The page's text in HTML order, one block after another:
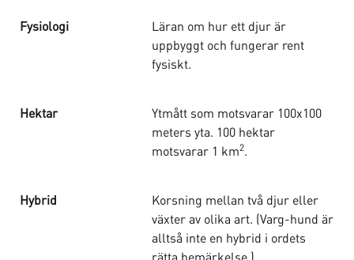
Fysiologi
Läran om hur ett djur är
uppbyggt och fungerar rent
fysiskt.
Hektar
Ytmått som motsvarar 100x100
meters yta. 100 hektar
motsvarar 1 km2.
Hybrid
Korsning mellan två djur eller
växter av olika art. (Varg-hund är
alltså inte en hybrid i ordets
rätta bemärkelse.)